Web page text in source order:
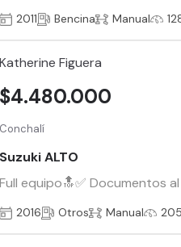
2011 Bencina Manual
Katherine Figuera
Conchalí
Suzuki ALTO
Full equipo🔝✅ Documentos
$4.480.000
2016 Otros Manual